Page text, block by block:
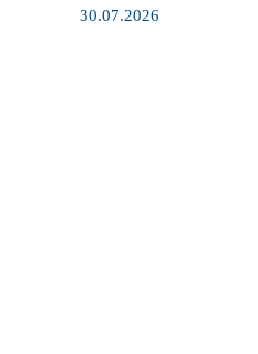
30.07.2026